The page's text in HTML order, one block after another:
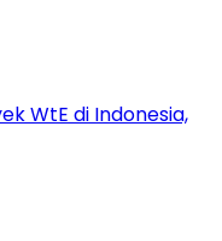
WtE di Indonesia,